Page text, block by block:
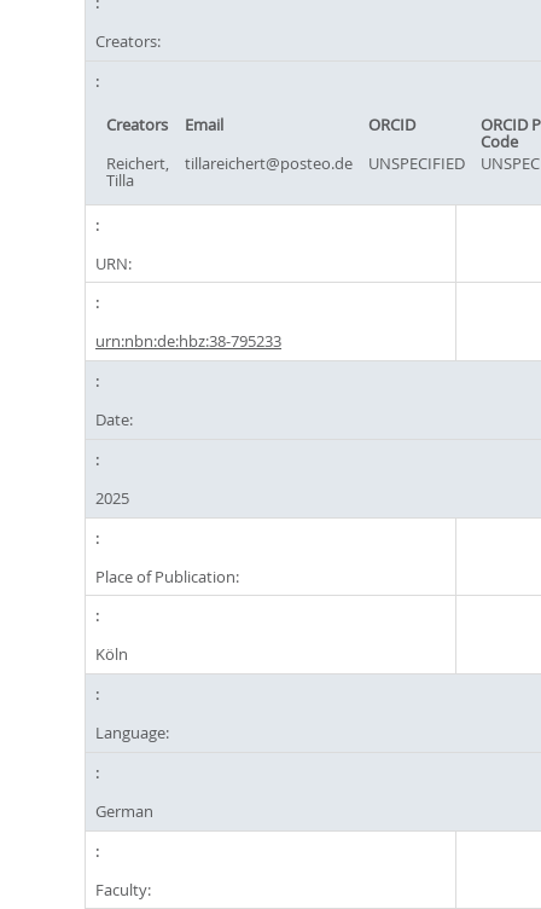
Creators:
Creators Email ORCID ORCID
Code
Reichert,
Tilla
tillareichert@posteo.de UNSPECIFIED
URN:
urn:nbn:de:hbz:38-795233
Date:
2025
Place of Publication:
Köln
Language:
German
Faculty: